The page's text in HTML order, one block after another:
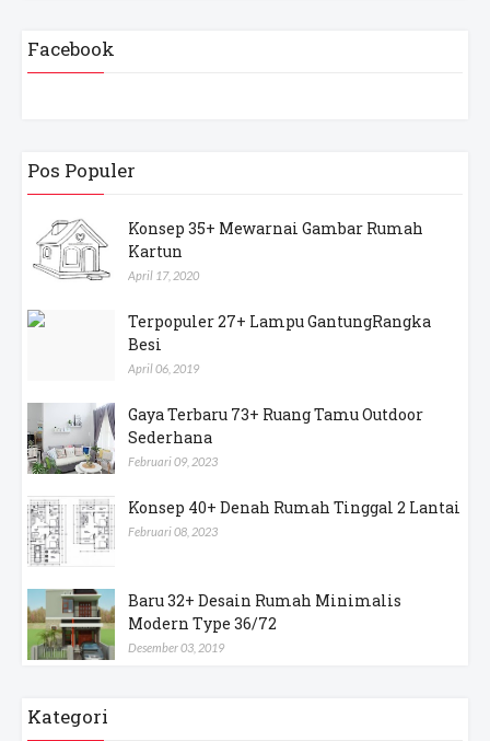
Facebook
Pos Populer
Konsep 35+ Mewarnai Gambar Rumah
Kartun
April 17, 2020
Terpopuler 27+ Lampu GantungRangka
Besi
April 06, 2019
Gaya Terbaru 73+ Ruang Tamu Outdoor
Sederhana
Februari 09, 2023
Konsep 40+ Denah Rumah Tinggal 2 Lantai
Februari 08, 2023
Baru 32+ Desain Rumah Minimalis
Modern Type 36/72
Desember 03, 2019
Kategori